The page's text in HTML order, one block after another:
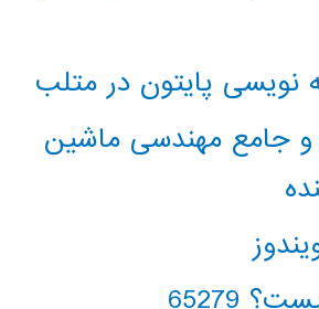
نویسی پایتون در متلب
و جامع مهندسی ماشین
65279